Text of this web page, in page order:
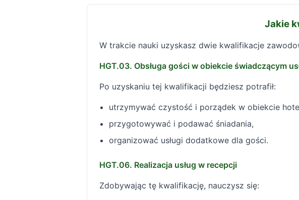
Jakie
W trakcie nauki uzyskasz dwie kwalifikacje
HGT.03. Obsługa gości w obiekcie świadczącym
Po uzyskaniu tej kwalifikacji będziesz potrafił:
utrzymywać czystość i porządek w obiekcie
przygotowywać i podawać śniadania,
organizować usługi dodatkowe dla gości.
HGT.06. Realizacja usług w recepcji
Zdobywając tę kwalifikację, nauczysz się: